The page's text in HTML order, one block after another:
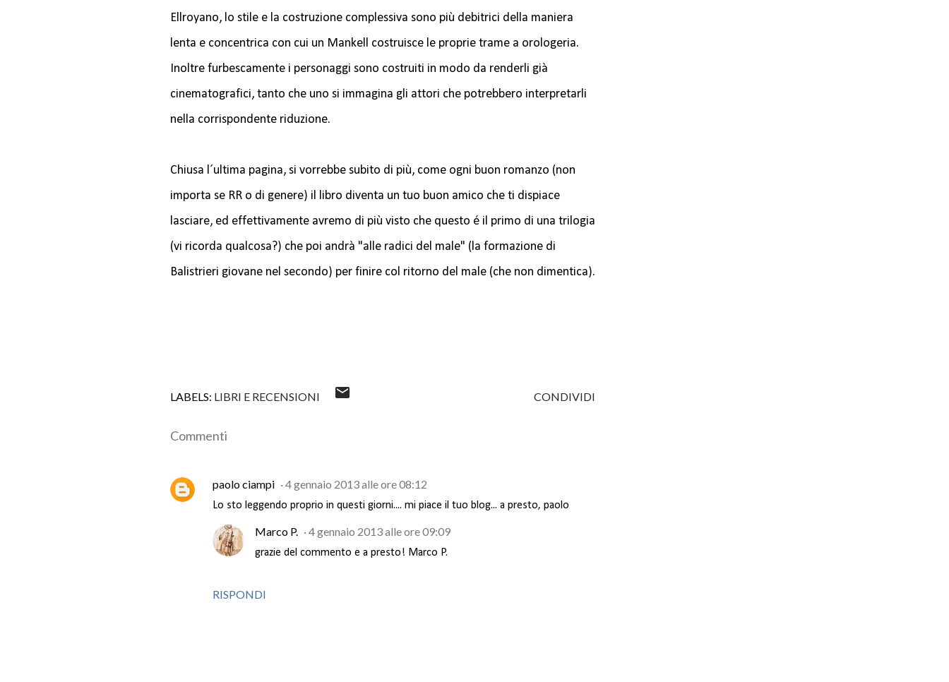
Ellroyano, lo stile e la costruzione complessiva sono più debitrici della maniera
lenta e concentrica con cui un Mankell costruisce le proprie trame a orologeria.
Inoltre furbescamente i personaggi sono costruiti in modo da renderli già
cinematografici, tanto che uno si immagina gli attori che potrebbero interpretarli
nella corrispondente riduzione.
Chiusa l´ultima pagina, si vorrebbe subito di più, come ogni buon romanzo (non
importa se RR o di genere) il libro diventa un tuo buon amico che ti dispiace
lasciare, ed effettivamente avremo di più visto che questo é il primo di una trilogia
(vi ricorda qualcosa?) che poi andrà "alle radici del male" (la formazione di
Balistrieri giovane nel secondo) per finire col ritorno del male (che non dimentica).
LABELS: LIBRI E RECENSIONI CONDIVIDI
Commenti
paolo ciampi 4 gennaio 2013 alle ore 08:12
Lo sto leggendo proprio in questi giorni.... mi piace il tuo blog... a presto, paolo
RISPONDI
Marco P. 4 gennaio 2013 alle ore 09:09
grazie del commento e a presto! Marco P.